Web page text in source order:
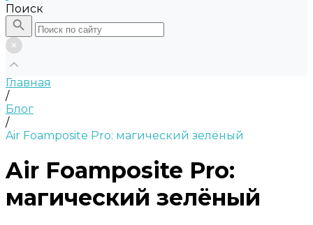
Поиск
Главная
/
Блог
/
Air Foamposite Pro: магический зелёный
Air Foamposite Pro:
магический зелёный